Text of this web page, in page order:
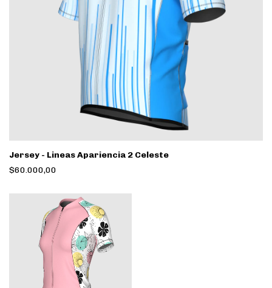
Jersey - Lineas Apariencia 2 Celeste
$60.000,00